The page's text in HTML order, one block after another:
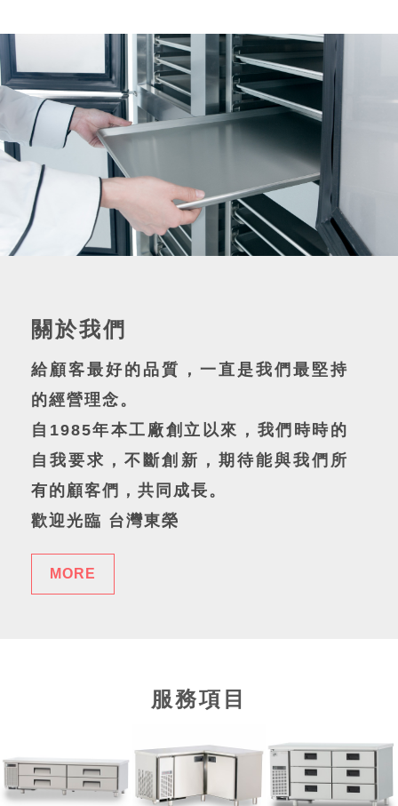
關於我們
給顧客最好的品質，一直是我們最堅持
的經營理念。
自1985年本工廠創立以來，我們時時的
自我要求，不斷創新，期待能與我們所
有的顧客們，共同成長。
歡迎光臨 台灣東榮
MORE
服務項目